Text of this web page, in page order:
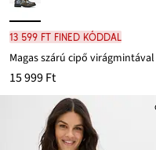
13 599 Ft FINED kóddal
Magas szárú cipő virágmintával
15 999 Ft